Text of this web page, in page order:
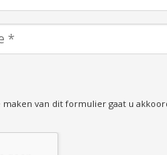
maken van dit formulier gaat u